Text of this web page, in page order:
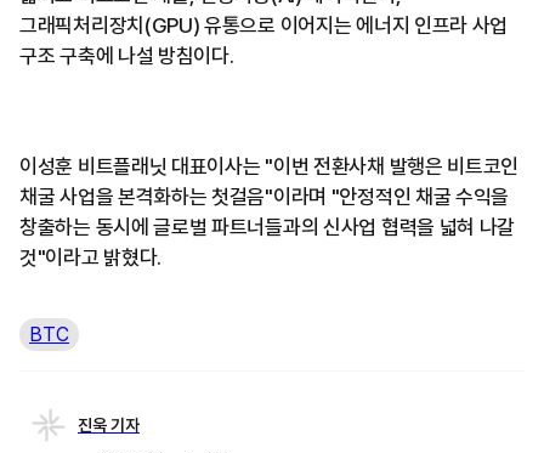
그래픽처리장치(GPU) 유통으로 이어지는 에너지 인프라 사업
구조 구축에 나설 방침이다.
이성훈 비트플래닛 대표이사는 "이번 전환사채 발행은 비트코인
채굴 사업을 본격화하는 첫걸음"이라며 "안정적인 채굴 수익을
창출하는 동시에 글로벌 파트너들과의 신사업 협력을 넓혀 나갈
것"이라고 밝혔다.
BTC
진욱 기자